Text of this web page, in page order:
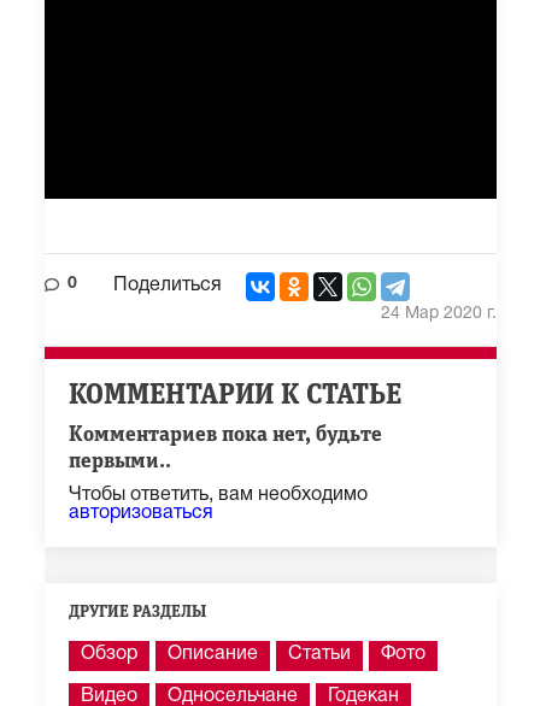
0 Поделиться
24 Мар 2020 г.
КОММЕНТАРИИ К СТАТЬЕ
Комментариев пока нет, будьте
первыми..
Чтобы ответить, вам необходимо
авторизоваться
ДРУГИЕ РАЗДЕЛЫ
Обзор Описание Статьи Фото
Видео Односельчане Годекан